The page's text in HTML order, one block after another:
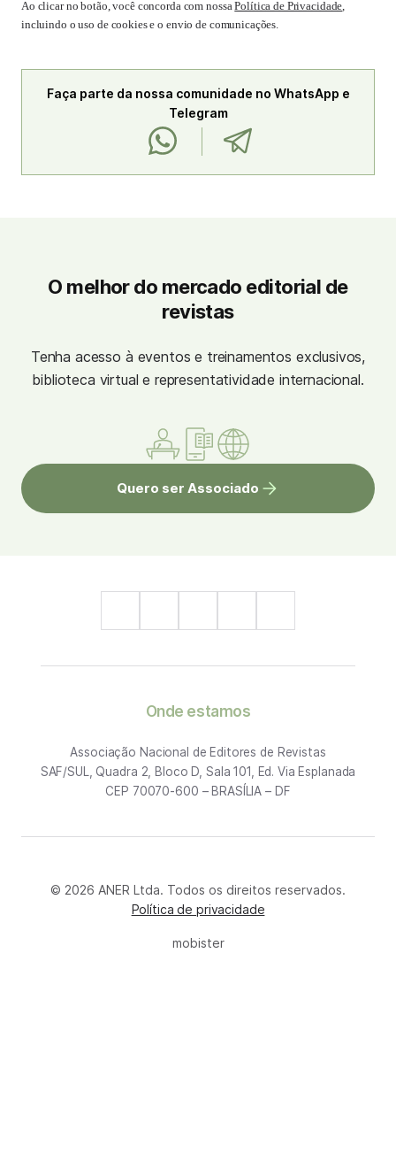
Ao clicar no botão, você concorda com nossaPolítica de Privacidade,
incluindo o uso de cookies e o envio de comunicações.
Faça parte da nossa comunidade no WhatsApp e
Telegram
O melhor do mercado editorial de
revistas
Tenha acesso à eventos e treinamentos exclusivos,
biblioteca virtual e representatividade internacional.
Quero ser Associado
Onde estamos
Associação Nacional de Editores de Revistas
SAF/SUL, Quadra 2, Bloco D, Sala 101, Ed. Via Esplanada
CEP 70070-600 – BRASÍLIA – DF
© 2026 ANER Ltda. Todos os direitos reservados.
Política de privacidade
mobister